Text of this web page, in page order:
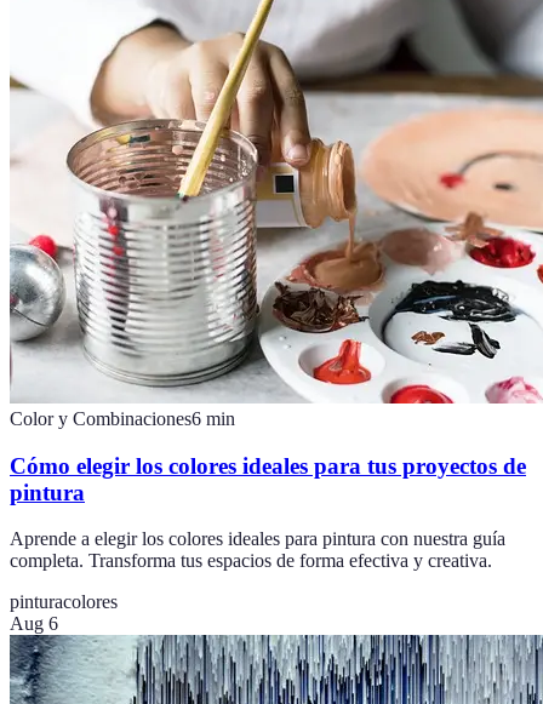
Color y Combinaciones6 min
Cómo elegir los colores ideales para tus proyectos de
pintura
Aprende a elegir los colores ideales para pintura con nuestra guía
completa. Transforma tus espacios de forma efectiva y creativa.
pinturacolores
Aug 6